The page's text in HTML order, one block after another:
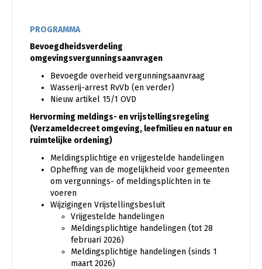
PROGRAMMA
Bevoegdheidsverdeling
omgevingsvergunningsaanvragen
Bevoegde overheid vergunningsaanvraag
Wasserij-arrest RvVb (en verder)
Nieuw artikel 15/1 OVD
Hervorming meldings- en vrijstellingsregeling
(Verzameldecreet omgeving, leefmilieu en natuur en
ruimtelijke ordening)
Meldingsplichtige en vrijgestelde handelingen
Opheffing van de mogelijkheid voor gemeenten
om vergunnings- of meldingsplichten in te
voeren
Wijzigingen Vrijstellingsbesluit
Vrijgestelde handelingen
Meldingsplichtige handelingen (tot 28
februari 2026)
Meldingsplichtige handelingen (sinds 1
maart 2026)